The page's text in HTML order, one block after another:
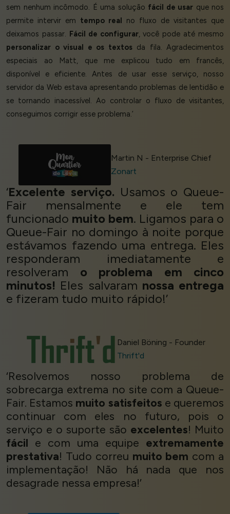
sem nenhum incômodo. É uma solução fácil de usar que nos
permite intervir em tempo real no fluxo de visitantes que
deixamos passar. Fácil de configurar, você pode até mesmo
personalizar o visual e os textosda fila. Agradecimentos
especiais ao Matt, que me explicou tudo em francês,
disponível e eficiente. Antes de usar esse serviço, nosso
servidor da Web estava apresentando problemas de lentidão e
se tornando inacessível. Ao controlar o fluxo de visitantes,
conseguimos corrigir esse problema.’
Martin N - Enterprise Chief
Zonart
‘Excelente serviço. Usamos o Queue-
Fair mensalmente e ele tem
funcionado muito bem. Ligamos para o
Queue-Fair no domingo à noite porque
estávamos fazendo uma entrega. Eles
responderam imediatamente e
resolveram o problema em cinco
minutos! Eles salvaram nossa entrega
e fizeram tudo muito rápido!’
Daniel Böning - Founder
Thrift'd
‘Resolvemos nosso problema de
sobrecarga extrema no site com a Queue-
Fair. Estamos muito satisfeitos e queremos
continuar com eles no futuro, pois o
serviço e o suporte são excelentes! Muito
fácil e com uma equipe extremamente
prestativa! Tudo correu muito bem com a
implementação! Não há nada que nos
desagrade nessa empresa!’